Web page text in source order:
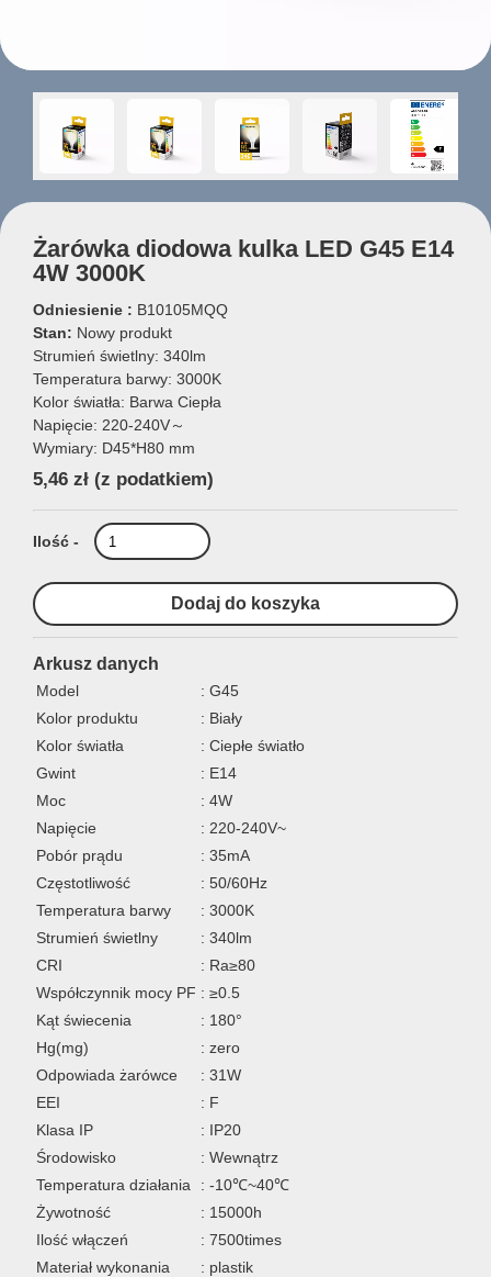
Żarówka diodowa kulka LED G45 E14
4W 3000K
Odniesienie : B10105MQQ
Stan: Nowy produkt
Strumień świetlny: 340lm
Temperatura barwy: 3000K
Kolor światła: Barwa Ciepła
Napięcie: 220-240V～
Wymiary: D45*H80 mm
5,46 zł (z podatkiem)
Ilość -
Arkusz danych
Model
: G45
Kolor produktu
: Biały
Kolor światła
: Ciepłe światło
Gwint
: E14
Moc
: 4W
Napięcie
: 220-240V~
Pobór prądu
: 35mA
Częstotliwość
: 50/60Hz
Temperatura barwy
: 3000K
Strumień świetlny
: 340lm
CRI
: Ra≥80
Współczynnik mocy PF : ≥0.5
Kąt świecenia
: 180°
Hg(mg)
: zero
Odpowiada żarówce
: 31W
EEI
: F
Klasa IP
: IP20
Środowisko
: Wewnątrz
Temperatura działania
: -10℃~40℃
Żywotność
: 15000h
Ilość włączeń
: 7500times
Materiał wykonania
: plastik